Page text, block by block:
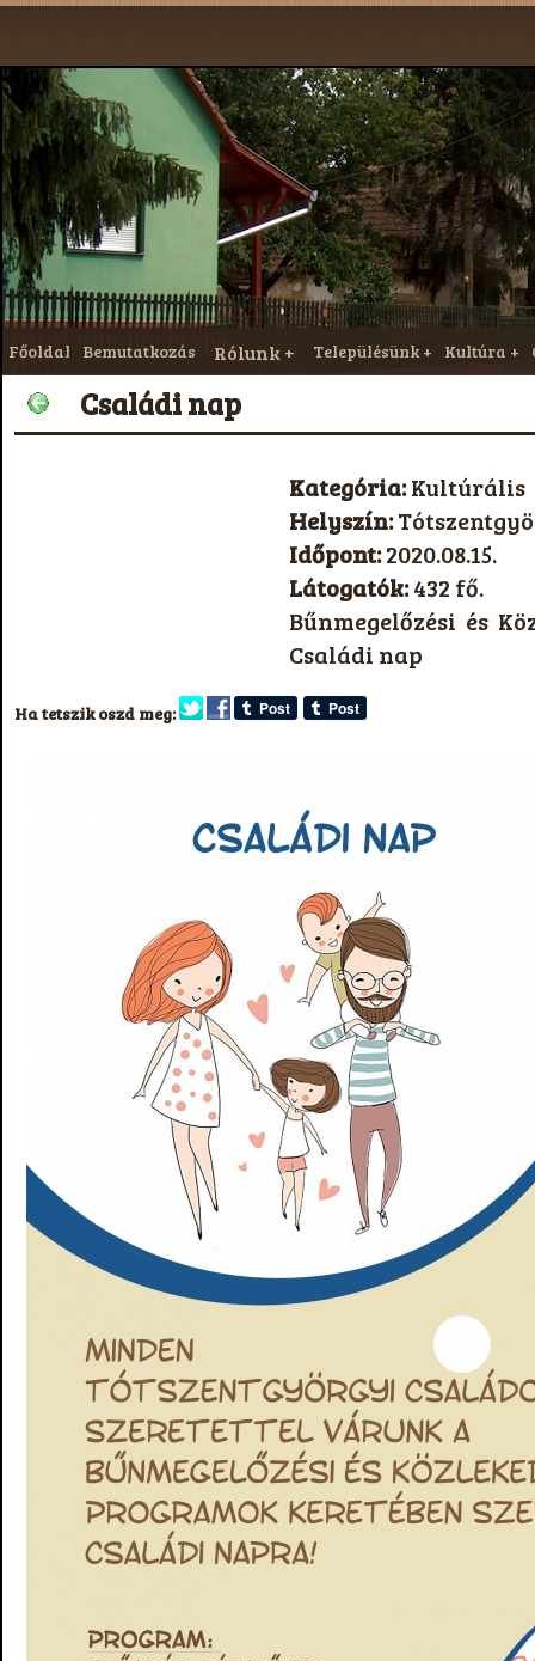
Főoldal Bemutatkozás Rólunk Településünk Kultúra
Családi nap
Kategória:Kultúrális
Helyszín:
Időpont:2020.08.15.
Látogatók:432 fő.
Bűnmegelőzési és
Családi nap
Ha tetszik oszd meg: